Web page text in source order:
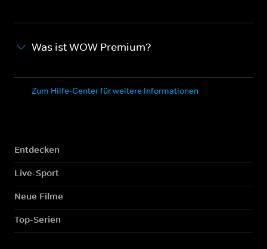
Was ist WOW Premium?
Zum Hilfe-Center für weitere Informationen
Entdecken
Live-Sport
Neue Filme
Top-Serien